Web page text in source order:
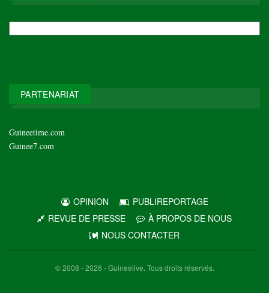
PARTENARIAT
Guineetime.com
Guinee7.com
OPINION
PUBLIREPORTAGE
REVUE DE PRESSE
À PROPOS DE NOUS
NOUS CONTACTER
© 2008 - 2026 - Guineelive. Tous droits réservés.